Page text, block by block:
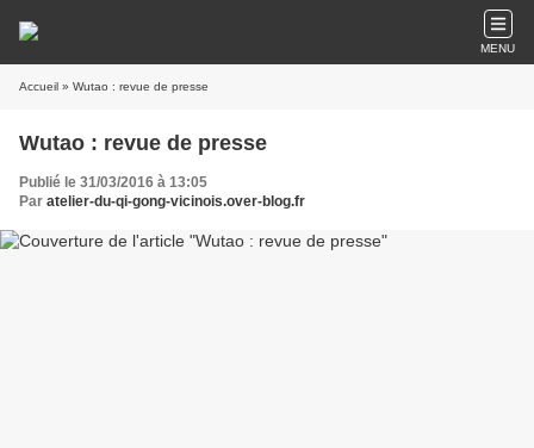
MENU
Accueil » Wutao : revue de presse
Wutao : revue de presse
Publié le 31/03/2016 à 13:05
Par atelier-du-qi-gong-vicinois.over-blog.fr